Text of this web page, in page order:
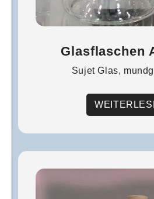
Glasflaschen
Sujet Glas,